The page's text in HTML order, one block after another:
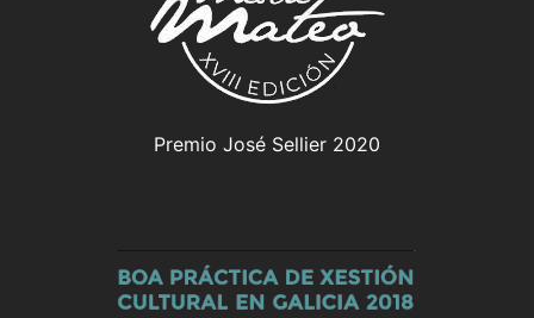
Premio José Sellier 2020